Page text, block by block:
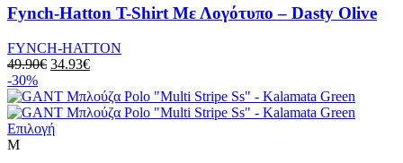
Fynch-Hatton T-Shirt Με Λογότυπο – Dasty Olive
FYNCH-HATTON
49.90€ 34.93€
-30%
Επιλογή
M